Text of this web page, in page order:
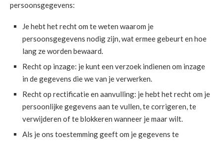
persoonsgegevens:
Je hebt het recht om te weten waarom je
persoonsgegevens nodig zijn, wat ermee gebeurt en hoe
lang ze worden bewaard.
Recht op inzage: je kunt een verzoek indienen om inzage
in de gegevens die we van je verwerken.
Recht op rectificatie en aanvulling: je hebt het recht om je
persoonlijke gegevens aan te vullen, te corrigeren, te
verwijderen of te blokkeren wanneer je maar wilt.
Als je ons toestemming geeft om je gegevens te